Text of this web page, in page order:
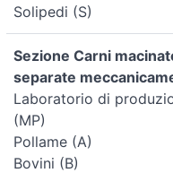
Solipedi (S)
Sezione Carni
separate
Laboratorio di
(MP)
Pollame (A)
Bovini (B)